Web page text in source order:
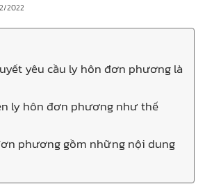
2022
yêu cầu ly hôn đơn phương là
ly hôn đơn phương như thế
phương gồm những nội dung